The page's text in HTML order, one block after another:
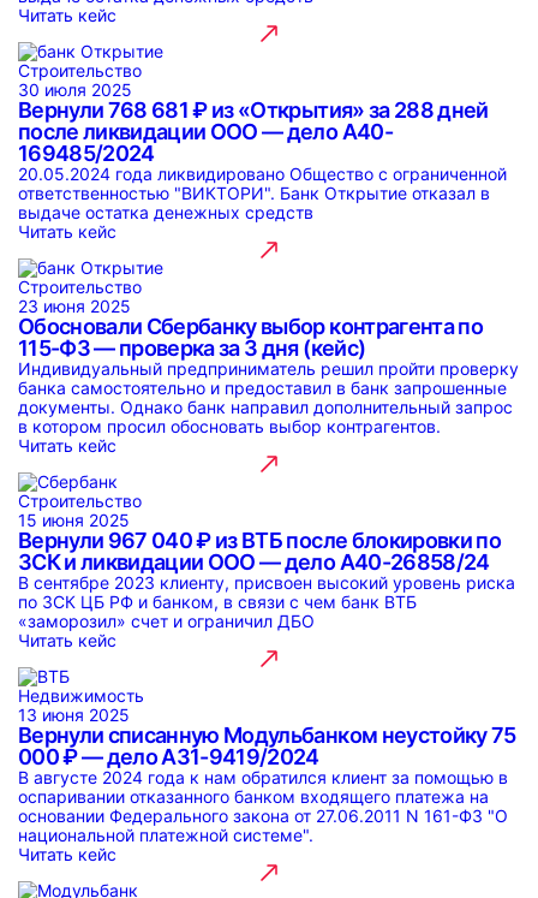
Читать кейс
Строительство
30 июля 2025
Вернули 768 681 ₽ из «Открытия» за 288 дней
после ликвидации ООО — дело А40-
169485/2024
20.05.2024 года ликвидировано Общество с ограниченной
ответственностью "ВИКТОРИ". Банк Открытие отказал в
выдаче остатка денежных средств
Читать кейс
Строительство
23 июня 2025
Обосновали Сбербанку выбор контрагента по
115-ФЗ — проверка за 3 дня (кейс)
Индивидуальный предприниматель решил пройти проверку
банка самостоятельно и предоставил в банк запрошенные
документы. Однако банк направил дополнительный запрос
в котором просил обосновать выбор контрагентов.
Читать кейс
Строительство
15 июня 2025
Вернули 967 040 ₽ из ВТБ после блокировки по
ЗСК и ликвидации ООО — дело А40-26858/24
В сентябре 2023 клиенту, присвоен высокий уровень риска
по ЗСК ЦБ РФ и банком, в связи с чем банк ВТБ
«заморозил» счет и ограничил ДБО
Читать кейс
Недвижимость
13 июня 2025
Вернули списанную Модульбанком неустойку 75
000 ₽ — дело А31-9419/2024
В августе 2024 года к нам обратился клиент за помощью в
оспаривании отказанного банком входящего платежа на
основании Федерального закона от 27.06.2011 N 161-ФЗ "О
национальной платежной системе".
Читать кейс